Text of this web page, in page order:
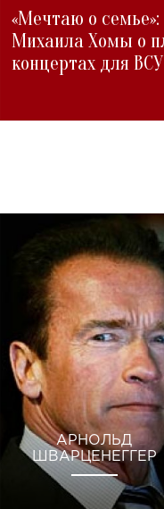
«Мечтаю о
Михаила Хомы о
концертах для
АРНОЛЬД
ШВАРЦЕНЕГГЕР